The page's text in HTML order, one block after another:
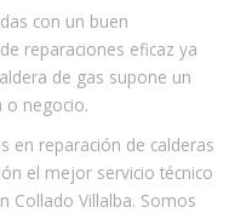
con un buen
reparaciones eficaz ya
de gas supone un
o negocio.
en reparación de calderas
el mejor servicio técnico
Collado Villalba. Somos